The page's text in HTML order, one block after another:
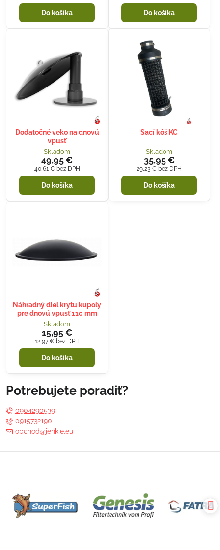
Do košíka Do košíka
Dodatočné veko na dnovú
vpusť
Skladom
49,95 €
40,61 € bez DPH
Do košíka
Sací kôš KC
Skladom
35,95 €
29,23 € bez DPH
Do košíka
Náhradný diel krytu kupoly
pre dnovú vpusť 110 mm
Skladom
15,95 €
12,97 € bez DPH
Do košíka
Potrebujete poradiť?
0904290539
0915732190
obchod@jenkie.eu